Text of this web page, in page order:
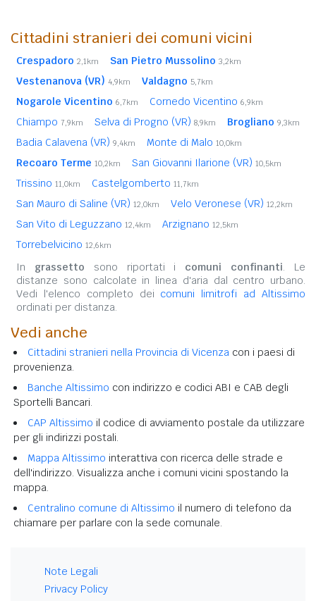
Cittadini stranieri dei comuni vicini
Crespadoro 2,1km San Pietro Mussolino 3,2km
Vestenanova (VR) 4,9km Valdagno 5,7km
Nogarole Vicentino 6,7km Cornedo Vicentino 6,9km
Chiampo 7,9km Selva di Progno (VR) 8,9km Brogliano 9,3km
Badia Calavena (VR) 9,4km Monte di Malo 10,0km
Recoaro Terme 10,2km San Giovanni Ilarione (VR) 10,5km
Trissino 11,0km Castelgomberto 11,7km
San Mauro di Saline (VR) 12,0km Velo Veronese (VR) 12,2km
San Vito di Leguzzano 12,4km Arzignano 12,5km
Torrebelvicino 12,6km
In grassetto sono riportati i comuni confinanti. Le
distanze sono calcolate in linea d'aria dal centro urbano.
Vedi l'elenco completo dei comuni limitrofi ad Altissimo
ordinati per distanza.
Vedi anche
Cittadini stranieri nella Provincia di Vicenza con i paesi di
provenienza.
Banche Altissimo con indirizzo e codici ABI e CAB degli
Sportelli Bancari.
CAP Altissimo il codice di avviamento postale da utilizzare
per gli indirizzi postali.
Mappa Altissimo interattiva con ricerca delle strade e
dell'indirizzo. Visualizza anche i comuni vicini spostando la
mappa.
Centralino comune di Altissimo il numero di telefono da
chiamare per parlare con la sede comunale.
Note Legali
Privacy Policy